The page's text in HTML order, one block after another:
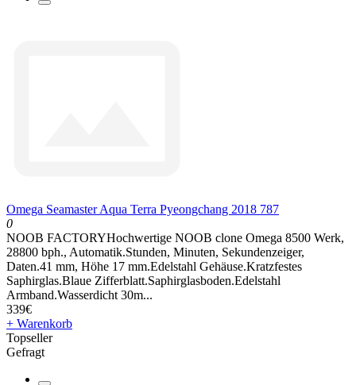
Omega Seamaster Aqua Terra Pyeongchang 2018 787
0
NOOB FACTORYHochwertige NOOB clone Omega 8500 Werk,
28800 bph., Automatik.Stunden, Minuten, Sekundenzeiger,
Daten.41 mm, Höhe 17 mm.Edelstahl Gehäuse.Kratzfestes
Saphirglas.Blaue Zifferblatt.Saphirglasboden.Edelstahl
Armband.Wasserdicht 30m...
339€
+ Warenkorb
Topseller
Gefragt